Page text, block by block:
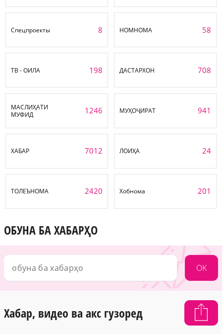
Спецпроекты 8 НОМНОМА 58
ТВ - ОИЛА 198 ДАСТАРХОН 708
МАСЛИҲАТИ
МУФИД
1246 МУҲОҶИРАТ 941
ХАБАР 7012 ЛОИҲА 24
ТОЛЕЪНОМА 2420 Хобнома 201
ОБУНА БА ХАБАРҲО
OK
Хабар, видео ва акс гузоред